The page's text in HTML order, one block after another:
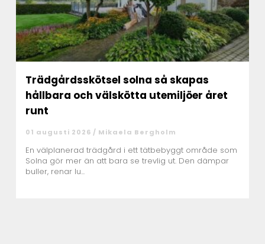
Trädgårdsskötsel solna så skapas
hållbara och välskötta utemiljöer året
runt
01 augusti 2026 / Mikaela Bergholm
En välplanerad trädgård i ett tätbebyggt område som
Solna gör mer än att bara se trevlig ut. Den dämpar
buller, renar lu...